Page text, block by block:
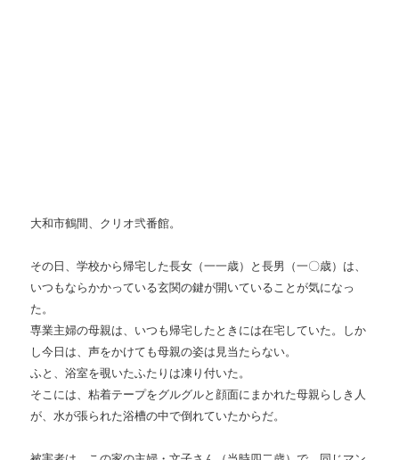
大和市鶴間、クリオ弐番館。
その日、学校から帰宅した長女（一一歳）と長男（一〇歳）は、
いつもならかかっている玄関の鍵が開いていることが気になっ
た。
専業主婦の母親は、いつも帰宅したときには在宅していた。しか
し今日は、声をかけても母親の姿は見当たらない。
ふと、浴室を覗いたふたりは凍り付いた。
そこには、粘着テープをグルグルと顔面にまかれた母親らしき人
が、水が張られた浴槽の中で倒れていたからだ。